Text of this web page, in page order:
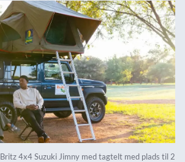
Britz 4x4 Suzuki Jimny med tagtelt med plads til 2